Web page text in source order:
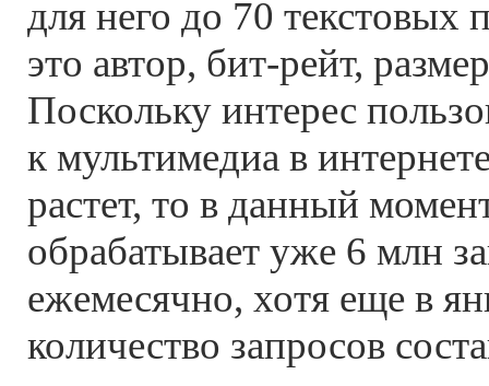
для него до 70 текстовых
это автор, бит-рейт,
Поскольку интерес
к мультимедиа в
растет, то в данный
обрабатывает уже 6 млн
ежемесячно, хотя еще в
количество запросов